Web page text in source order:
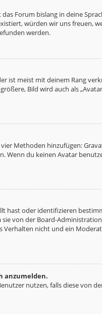
Forum bislang in deine
würden wir uns freuen,
werden.
ist meist mit deinem Rang
Bild wird auch als
Methoden hinzufügen:
Wenn du keinen Avatar
hast oder identifizieren
von der Board-
Verhalten nicht und ein
anzumelden.
nutzen, falls diese von